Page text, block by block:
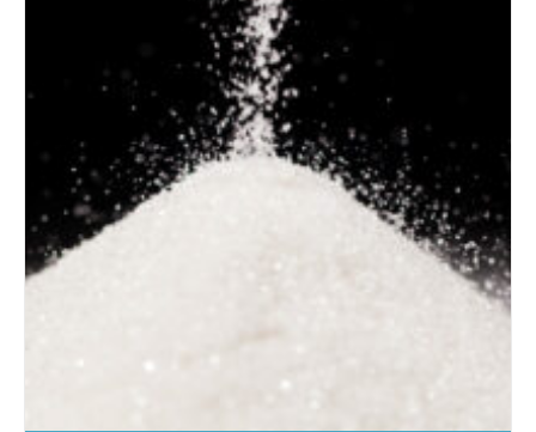
Details